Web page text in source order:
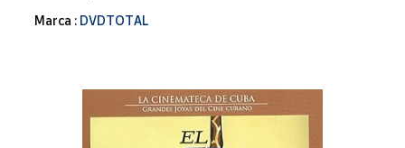
Libros y
Marca : DVDTOTAL